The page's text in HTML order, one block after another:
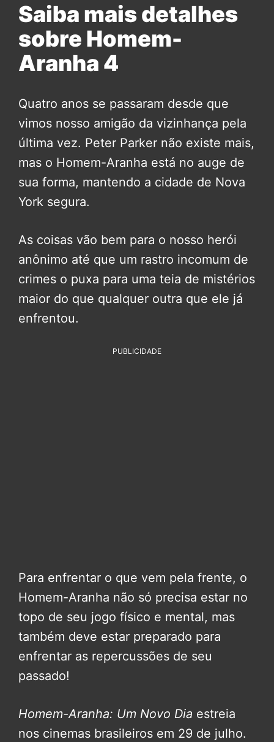
Saiba mais detalhes
sobre Homem-
Aranha 4
Quatro anos se passaram desde que
vimos nosso amigão da vizinhança pela
última vez. Peter Parker não existe mais,
mas o Homem-Aranha está no auge de
sua forma, mantendo a cidade de Nova
York segura.
As coisas vão bem para o nosso herói
anônimo até que um rastro incomum de
crimes o puxa para uma teia de mistérios
maior do que qualquer outra que ele já
enfrentou.
PUBLICIDADE
Para enfrentar o que vem pela frente, o
Homem-Aranha não só precisa estar no
topo de seu jogo físico e mental, mas
também deve estar preparado para
enfrentar as repercussões de seu
passado!
Homem-Aranha: Um Novo Dia estreia
nos cinemas brasileiros em 29 de julho.